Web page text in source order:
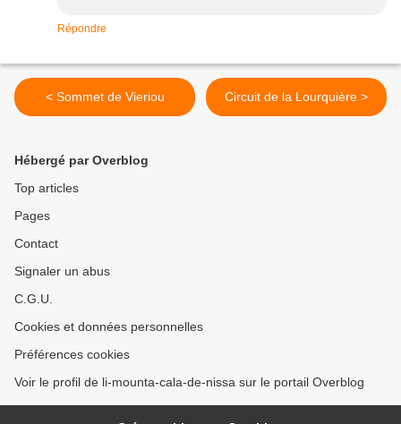
Répondre
< Sommet de Vieriou Circuit de la Lourquière >
Hébergé par Overblog
Top articles
Pages
Contact
Signaler un abus
C.G.U.
Cookies et données personnelles
Préférences cookies
Voir le profil de li-mounta-cala-de-nissa sur le portail Overblog